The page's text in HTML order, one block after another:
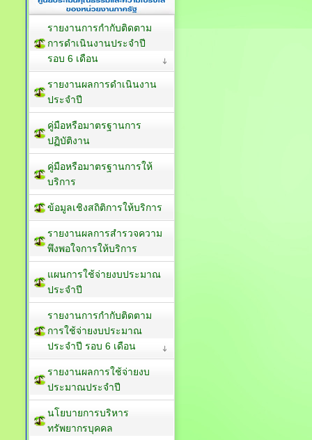
รายงานการกำกับติดตาม
การดำเนินงานประจำปี
รอบ 6 เดือน
รายงานผลการดำเนินงาน
ประจำปี
คู่มือหรือมาตรฐานการ
ปฏิบัติงาน
คู่มือหรือมาตรฐานการให้
บริการ
ข้อมูลเชิงสถิติการให้บริการ
รายงานผลการสำรวจความ
พึงพอใจการให้บริการ
แผนการใช้จ่ายงบประมาณ
ประจำปี
รายงานการกำกับติดตาม
การใช้จ่ายงบประมาณ
ประจำปี รอบ 6 เดือน
รายงานผลการใช้จ่ายงบ
ประมาณประจำปี
นโยบายการบริหาร
ทรัพยากรบุคคล